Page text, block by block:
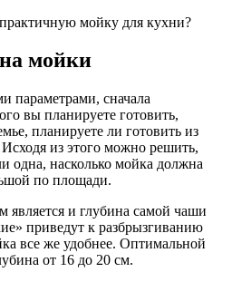
мойки
параметрами, сначала
вы планируете готовить,
планируете ли готовить из
из этого можно решить,
насколько мойка должна
по площади.
и глубина самой чаши
приведут к разбрызгиванию
все же удобнее. Оптимальной
от 16 до 20 см.